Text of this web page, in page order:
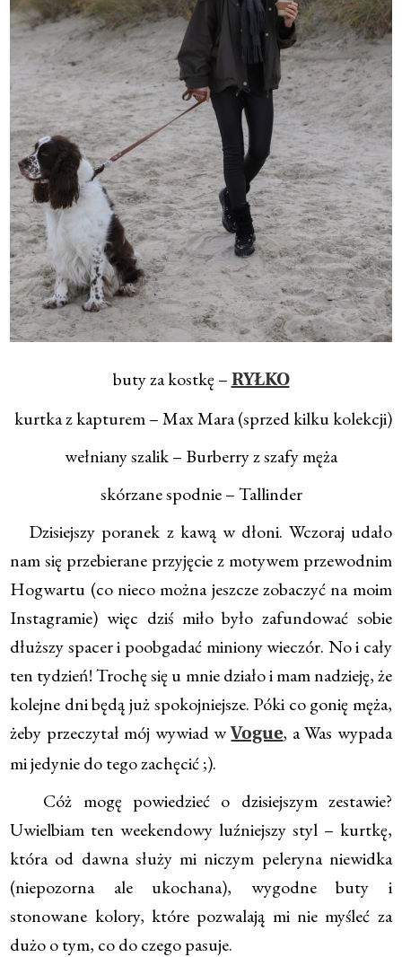
buty za kostkę – RYŁKO
kurtka z kapturem – Max Mara (sprzed kilku kolekcji)
wełniany szalik – Burberry z szafy męża
skórzane spodnie – Tallinder
Dzisiejszy poranek z kawą w dłoni. Wczoraj udało
nam się przebierane przyjęcie z motywem przewodnim
Hogwartu (co nieco można jeszcze zobaczyć na moim
Instagramie) więc dziś miło było zafundować sobie
dłuższy spacer i poobgadać miniony wieczór. No i cały
ten tydzień! Trochę się u mnie działo i mam nadzieję, że
kolejne dni będą już spokojniejsze. Póki co gonię męża,
żeby przeczytał mój wywiad wVogue, a Was wypada
mi jedynie do tego zachęcić ;).
Cóż mogę powiedzieć o dzisiejszym zestawie?
Uwielbiam ten weekendowy luźniejszy styl – kurtkę,
która od dawna służy mi niczym peleryna niewidka
(niepozorna ale ukochana), wygodne buty i
stonowane kolory, które pozwalają mi nie myśleć za
dużo o tym, co do czego pasuje.